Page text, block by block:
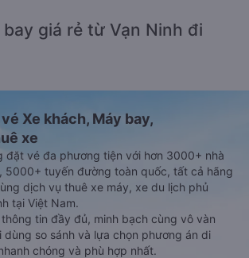
giá rẻ từ Vạn Ninh đi
Xe khách, Máy bay,
xe
đặt vé đa phương tiện với hơn 3000+ nhà
5000+ tuyến đường toàn quốc, tất cả hãng
dịch vụ thuê xe máy, xe du lịch phủ
tại Việt Nam.
tin đầy đủ, minh bạch cùng vô vàn
so sánh và lựa chọn phương án di
chóng và phù hợp nhất.